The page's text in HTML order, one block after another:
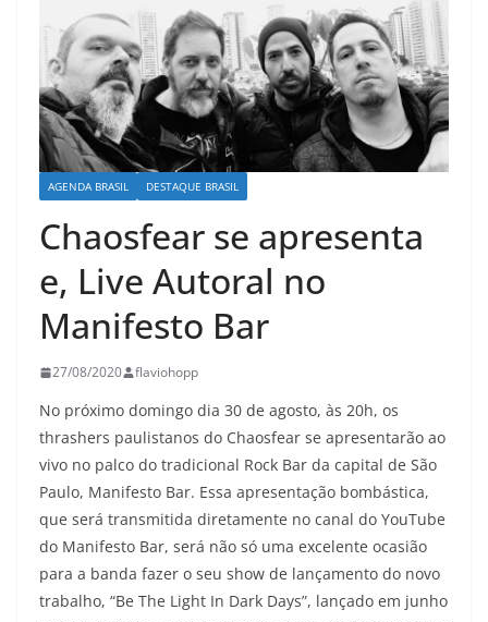
AGENDA BRASIL DESTAQUE BRASIL
Chaosfear se apresenta
e, Live Autoral no
Manifesto Bar
27/08/2020 flaviohopp
No próximo domingo dia 30 de agosto, às 20h, os
thrashers paulistanos do Chaosfear se apresentarão ao
vivo no palco do tradicional Rock Bar da capital de São
Paulo, Manifesto Bar. Essa apresentação bombástica,
que será transmitida diretamente no canal do YouTube
do Manifesto Bar, será não só uma excelente ocasião
para a banda fazer o seu show de lançamento do novo
trabalho, “Be The Light In Dark Days”, lançado em junho